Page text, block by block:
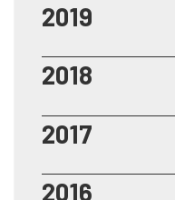
2019
2018
2017
2016